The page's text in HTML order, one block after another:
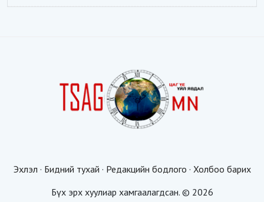
Эхлэл · Бидний тухай · Редакцийн бодлого · Холбоо барих
Бүх эрх хуулиар хамгаалагдсан. © 2026